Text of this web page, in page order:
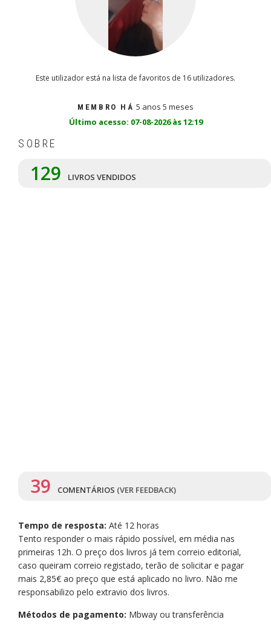
Este utilizador está na lista de favoritos de 16 utilizadores.
MEMBRO HÁ 5 anos 5 meses
Último acesso: 07-08-2026 às 12:19
SOBRE
129 LIVROS VENDIDOS
39 COMENTÁRIOS (VER FEEDBACK)
Tempo de resposta: Até 12 horas
Tento responder o mais rápido possível, em média nas
primeiras 12h. O preço dos livros já tem correio editorial,
caso queiram correio registado, terão de solicitar e pagar
mais 2,85€ ao preço que está aplicado no livro. Não me
responsabilizo pelo extravio dos livros.
Métodos de pagamento: Mbway ou transferência